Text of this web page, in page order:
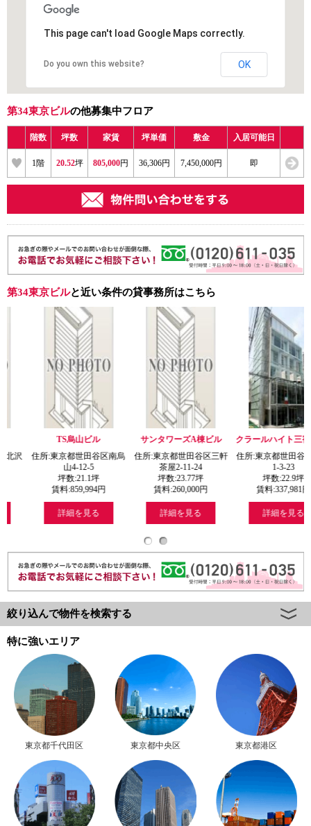
This page can't load Google Maps correctly.
Do you own this website? OK
第34東京ビルの他募集中フロア
階数 坪数 家賃 坪単価 敷金 入居可能日
1階 20.52坪 805,000円 36,306円 7,450,000円 即
第34東京ビルと近い条件の貸事務所はこちら
都世田谷区南烏
サンタワーズA棟ビル
住所:東京都世田谷区三軒
坪数:
賃料:
詳細を見る
クラールハイト三宿1ビル
住所:東京都世田谷区三宿
坪数:
賃料:
詳細を見る
住所:東
賃
絞り込んで物件を検索する
特に強いエリア
東京都千代田区 東京都中央区 東京都港区